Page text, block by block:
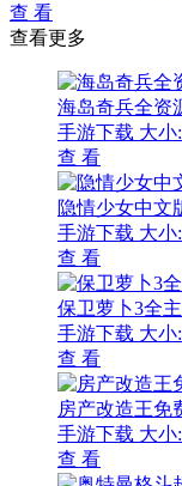
查 看
查看更多
海岛奇兵全资
手游下载 大小
查 看
隐情少女中文
手游下载 大小
查 看
保卫萝卜3全
手游下载 大小
查 看
房产改造王免
手游下载 大小
查 看